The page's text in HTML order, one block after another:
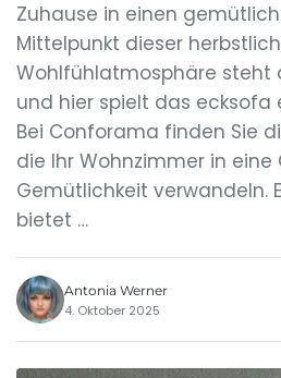
Zuhause in einen
Mittelpunkt dieser
Wohlfühlatmosphäre steht
und hier spielt das ecksofa
Bei Conforama finden Sie
die Ihr Wohnzimmer in eine
Gemütlichkeit verwandeln.
bietet …
Antonia Werner
4. Oktober 2025